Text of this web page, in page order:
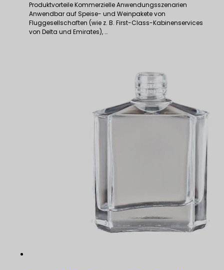
Produktvorteile Kommerzielle Anwendungsszenarien
Anwendbar auf Speise- und Weinpakete von
Fluggesellschaften (wie z. B. First-Class-Kabinenservices
von Delta und Emirates), …